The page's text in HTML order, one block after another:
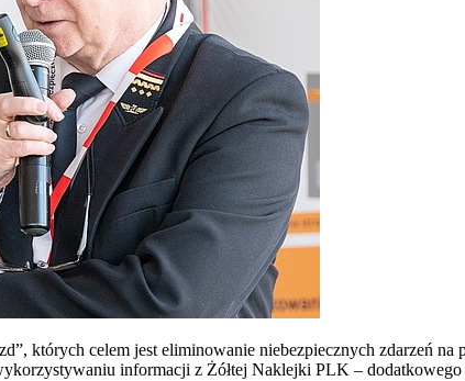
których celem jest eliminowanie niebezpiecznych zdarzeń
informacji z Żółtej Naklejki PLK –